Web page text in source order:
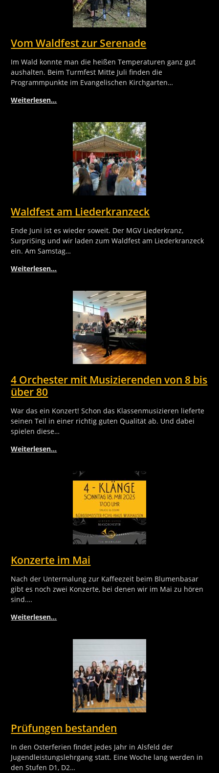
Vom Waldfest zur Serenade
Im Wald konnte man die heißen Temperaturen ganz gut
aushalten. Beim Turmfest Mitte Juli finden die
Programmpunkte im Evangelischen Kirchgarten…
Weiterlesen…
Waldfest am Liederkranzeck
Ende Juni ist es wieder soweit. Der MGV Liederkranz,
SurpriSing und wir laden zum Waldfest am Liederkranzeck
ein. Am Samstag…
Weiterlesen…
4 Orchester mit Musizierenden von 8 bis
über 80
War das ein Konzert! Schon das Klassenmusizieren lieferte
seinen Teil in einer richtig guten Qualität ab. Und dabei
spielen diese…
Weiterlesen…
Konzerte im Mai
Nach der Untermalung zur Kaffeezeit beim Blumenbasar
gibt es noch zwei Konzerte, bei denen wir im Mai zu hören
sind.…
Weiterlesen…
Prüfungen bestanden
In den Osterferien findet jedes Jahr in Alsfeld der
Jugendleistungslehrgang statt. Eine Woche lang werden in
den Stufen D1, D2…